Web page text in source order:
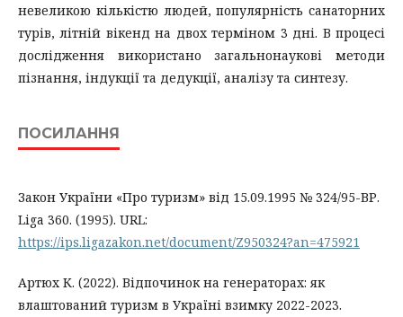
невеликою кількістю людей, популярність санаторних
турів, літній вікенд на двох терміном 3 дні. В процесі
дослідження використано загальнонаукові методи
пізнання, індукції та дедукції, аналізу та синтезу.
ПОСИЛАННЯ
Закон України «Про туризм» від 15.09.1995 № 324/95-ВР.
Liga 360. (1995). URL:
https://ips.ligazakon.net/document/Z950324?an=475921
Артюх К. (2022). Відпочинок на генераторах: як
влаштований туризм в Україні взимку 2022-2023.